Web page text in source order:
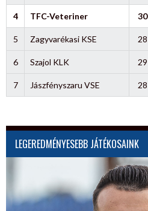
4 TFC-Veteriner 30
5 Zagyvarékasi KSE 28
6 Szajol KLK 29
7 Jászfényszaru VSE 28
LEGEREDMÉNYESEBB JÁTÉKOSAINK